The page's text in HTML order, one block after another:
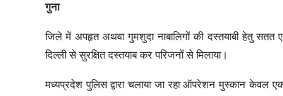
गुना
जिले में अपहृत अथवा गुमशुदा नाबालिगों की दस्तयाबी हेतु सतत
दिल्ली से सुरक्षित दस्तयाब कर परिजनों से मिलाया।
मध्यप्रदेश पुलिस द्वारा चलाया जा रहा ऑपरेशन मुस्कान केवल